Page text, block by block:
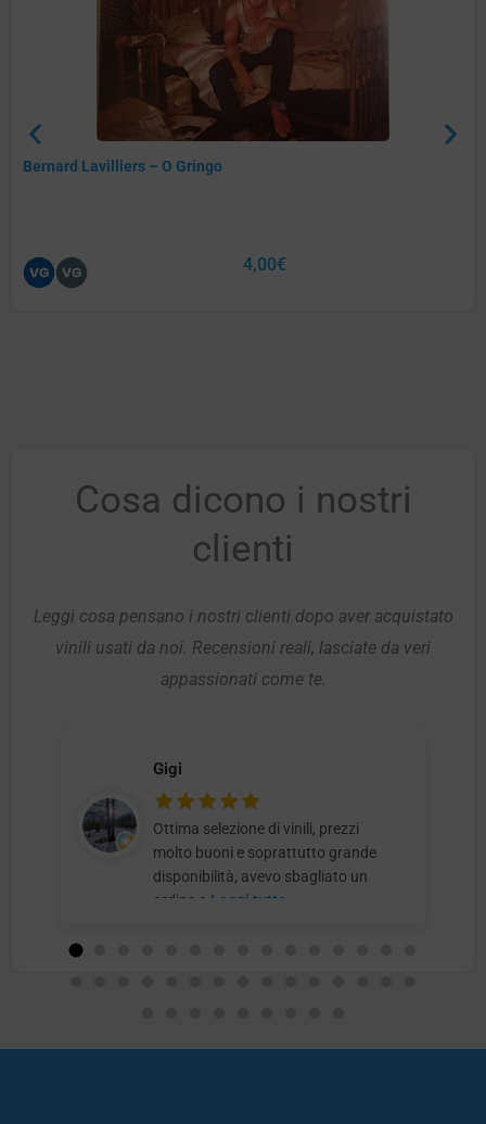
Bernard Lavilliers – O Gringo
4,00€
Cosa dicono i nostri
clienti
Leggi cosa pensano i nostri clienti dopo aver acquistato
vinili usati da noi. Recensioni reali, lasciate da veri
appassionati come te.
Gigi
Ottima selezione di vinili, prezzi
molto buoni e soprattutto grande
disponibilità, avevo sbagliato un
ordine e Leggi tutto